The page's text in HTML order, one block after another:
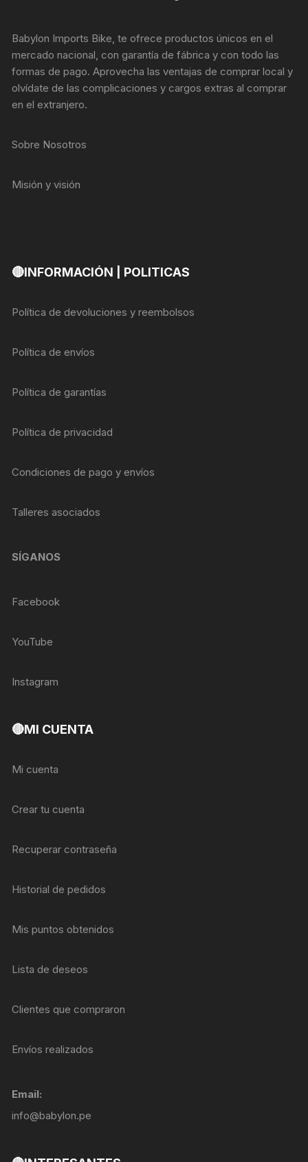
página
de
producto
Babylon Imports Bike, te ofrece productos únicos en el
mercado nacional, con garantía de fábrica y con todo las
formas de pago. Aprovecha las ventajas de comprar local y
olvídate de las complicaciones y cargos extras al comprar
en el extranjero.
Sobre Nosotros
Misión y visión
🔴INFORMACIÓN | POLITICAS
Política de devoluciones y reembolsos
Política de envíos
Política de garantías
Política de privacidad
Condiciones de pago y envíos
Talleres asociados
SÍGANOS
Facebook
YouTube
Instagram
🔴MI CUENTA
Mi cuenta
Crear tu cuenta
Recuperar contraseña
Historial de pedidos
Mis puntos obtenidos
Lista de deseos
Clientes que compraron
Envíos realizados
Email:
info@babylon.pe